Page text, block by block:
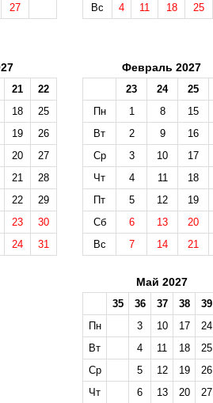
27
Вс
4 11 18 25
21
22
18
25
19
26
20
27
21
28
22
29
23
30
24 31
Февраль 2027
23 24 25
Пн
1 8 15
Вт
2 9 16
Ср
3 10 17
Чт
4 11 18
Пт
5 12 19
Сб
6 13 20
Вс
7 14 21
Май 2027
35 36 37 38 39
Пн
3 10 17 24
Вт
4 11 18
25
Ср
5 12 19
26
Чт
6 13 20 27